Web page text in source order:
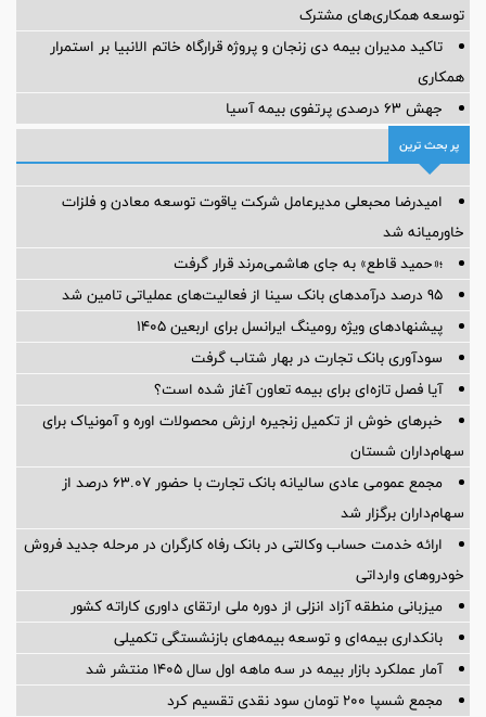
توسعه همکاری‌های مشترک
تاکید مدیران بیمه دی زنجان و پروژه قرارگاه خاتم الانبیا بر استمرار
همکاری
جهش ۶۳ درصدی پرتفوی بیمه آسیا
پر بحث ترین
امیدرضا محبعلی مدیرعامل شرکت یاقوت توسعه معادن و فلزات
خاورمیانه شد
؛«حمید قاطع» به جای هاشمی‌مرند قرار گرفت
95 درصد درآمدهای بانک سینا از فعالیت‌های عملیاتی تامین شد
پیشنهادهای ویژه رومینگ ایرانسل برای اربعین ۱۴۰۵
سودآوری بانک تجارت در بهار شتاب گرفت
آیا فصل تازه‌ای برای بیمه تعاون آغاز شده است؟
خبرهای خوش از تکمیل زنجیره ارزش محصولات اوره و آمونیاک برای
سهام‌داران شستان
مجمع عمومی عادی سالیانه بانک تجارت با حضور ۶۳.۰۷ درصد از
سهام‌داران برگزار شد
ارائه خدمت حساب وکالتی در بانک رفاه کارگران در مرحله جدید فروش
خودروهای وارداتی
میزبانی منطقه آزاد انزلی از دوره ملی ارتقای داوری كاراته كشور
بانکداری بیمه‌ای و توسعه بیمه‌های بازنشستگی تکمیلی
آمار عملكرد بازار بیمه در سه ماهه اول سال 1405 منتشر شد
مجمع شسپا 200 تومان سود نقدی تقسیم کرد